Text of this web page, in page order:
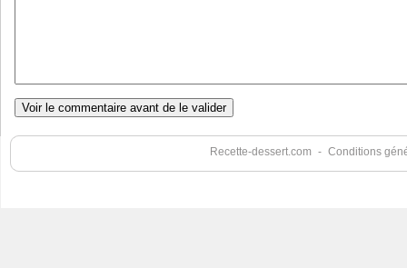
Recette-dessert.com - Conditions